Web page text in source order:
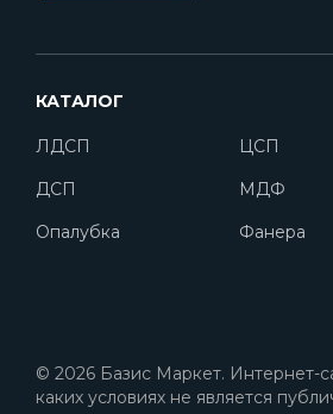
КАТАЛОГ
ЛДСП ЦСП
ДСП
МДФ
Опалубка
Фанера
© 2026 Базис Маркет. Интернет-
каких условиях не является